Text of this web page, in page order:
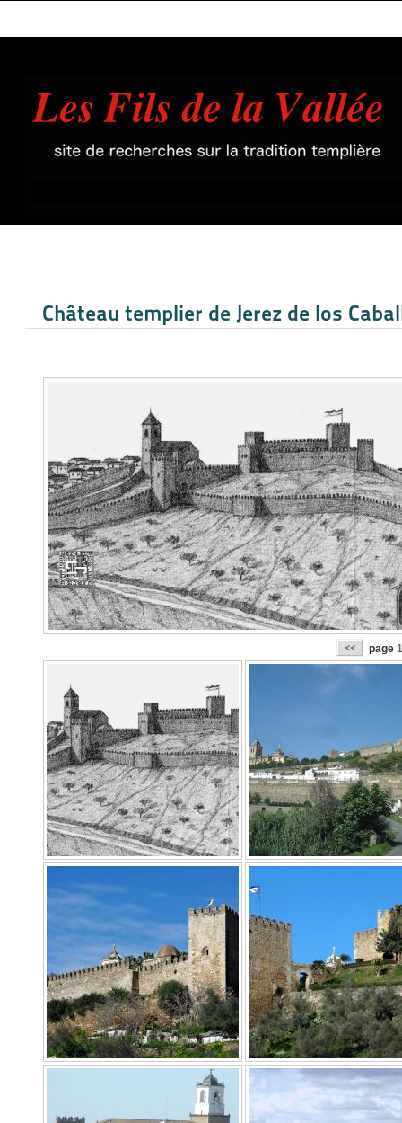
Château templier de Jerez de los
page